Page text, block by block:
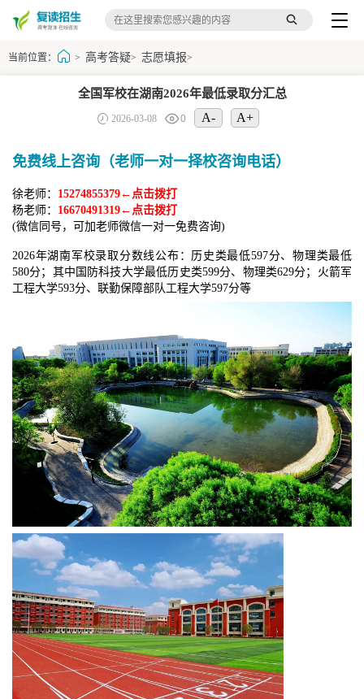
当前位置： > 高考答疑> 志愿填报>
全国军校在湖南2026年最低录取分汇总
2026-03-08 0 A- A+
免费线上咨询（老师一对一择校咨询电话）
徐老师： 15274855379←点击拨打
杨老师： 16670491319←点击拨打
(微信同号，可加老师微信一对一免费咨询)
2026年湖南军校录取分数线公布：历史类最低597分、物理类最低
580分；其中国防科技大学最低历史类599分、物理类629分；火箭军
工程大学593分、联勤保障部队工程大学597分等